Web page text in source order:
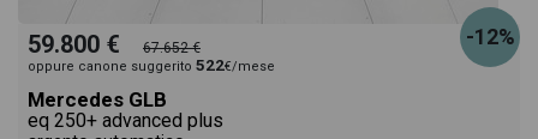
-12%
59.800 € 67.652 €
oppure canone suggerito 522€/mese
Mercedes GLB
eq 250+ advanced plus